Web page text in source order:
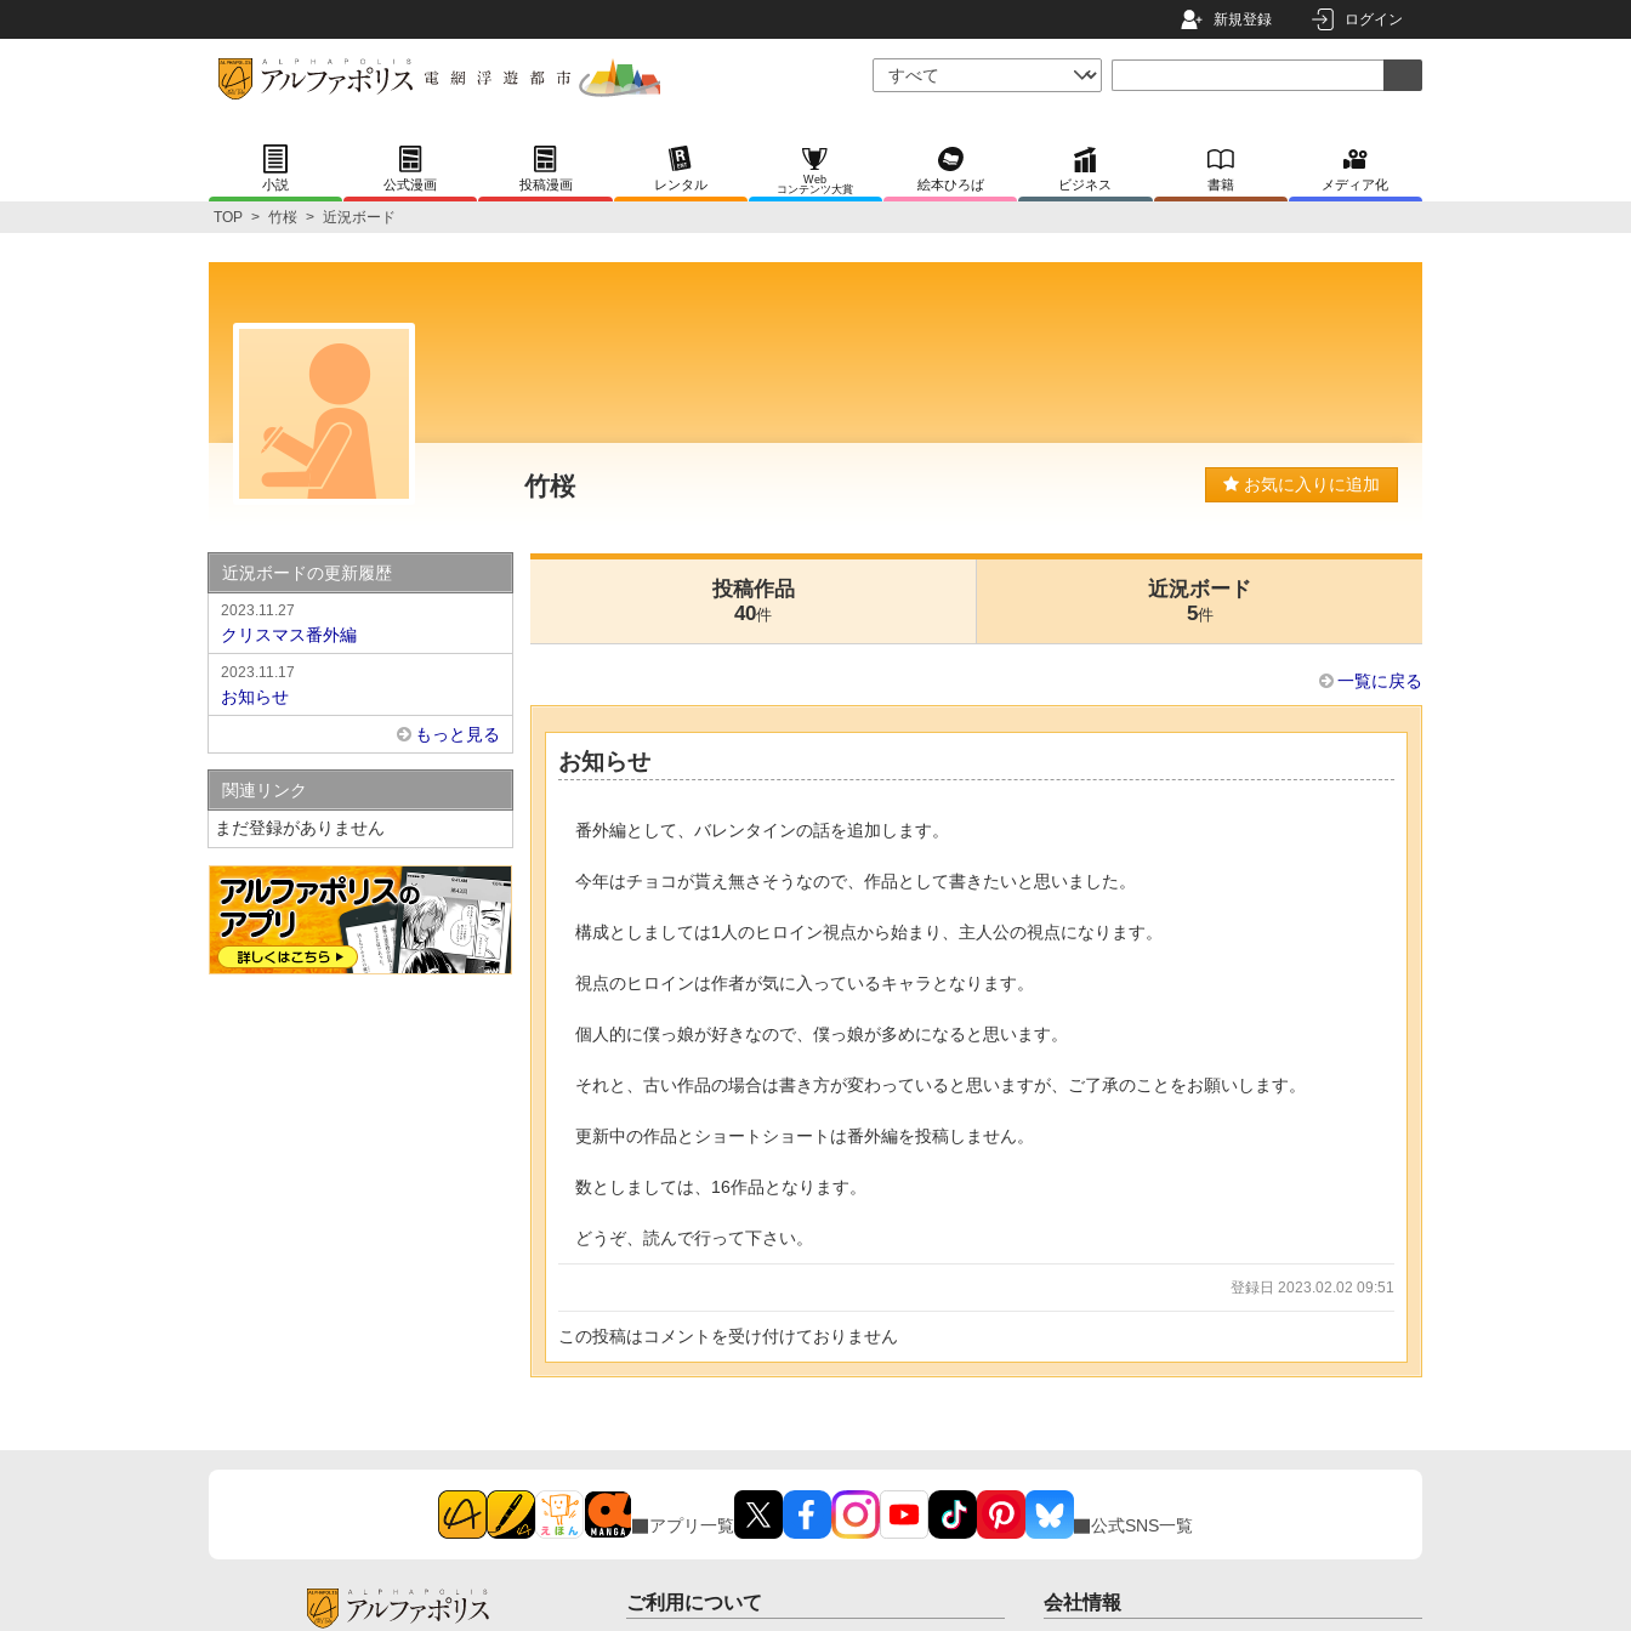
新規登録 ログイン
小説 公式漫画 投稿漫画 レンタル
Web
コンテンツ大賞
絵本ひろば ビジネス 書籍 メディア化
TOP > 竹桜 > 近況ボード
竹桜 お気に入りに追加
投稿作品
40件
近況ボード
5件
一覧に戻る
お知らせ
番外編として、バレンタインの話を追加します。
今年はチョコが貰え無さそうなので、作品として書きたいと思いました。
構成としましては1人のヒロイン視点から始まり、主人公の視点になります。
視点のヒロインは作者が気に入っているキャラとなります。
個人的に僕っ娘が好きなので、僕っ娘が多めになると思います。
それと、古い作品の場合は書き方が変わっていると思いますが、ご了承のことをお願いします。
更新中の作品とショートショートは番外編を投稿しません。
数としましては、16作品となります。
どうぞ、読んで行って下さい。
登録日 2023.02.02 09:51
この投稿はコメントを受け付けておりません
近況ボードの更新履歴
2023.11.27
クリスマス番外編
2023.11.17
お知らせ
もっと見る
関連リンク
まだ登録がありません
アプリ一覧 公式SNS一覧
ご利用について 会社情報